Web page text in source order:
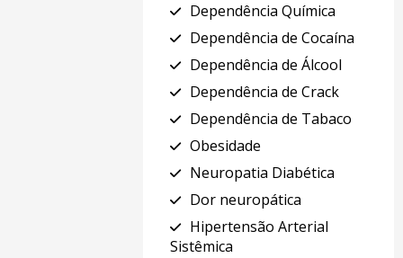
Dependência Química
Dependência de Cocaína
Dependência de Álcool
Dependência de Crack
Dependência de Tabaco
Obesidade
Neuropatia Diabética
Dor neuropática
Hipertensão Arterial
Sistêmica